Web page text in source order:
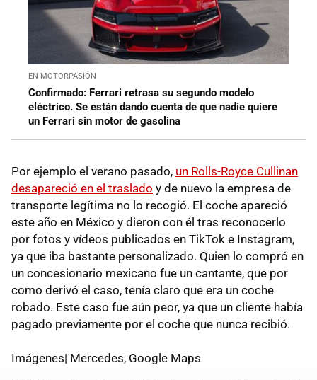
EN MOTORPASIÓN
Confirmado: Ferrari retrasa su segundo modelo
eléctrico. Se están dando cuenta de que nadie quiere
un Ferrari sin motor de gasolina
Por ejemplo el verano pasado, un Rolls-Royce Cullinan
desapareció en el traslado y de nuevo la empresa de
transporte legítima no lo recogió. El coche apareció
este año en México y dieron con él tras reconocerlo
por fotos y vídeos publicados en TikTok e Instagram,
ya que iba bastante personalizado. Quien lo compró en
un concesionario mexicano fue un cantante, que por
como derivó el caso, tenía claro que era un coche
robado. Este caso fue aún peor, ya que un cliente había
pagado previamente por el coche que nunca recibió.
Imágenes| Mercedes, Google Maps